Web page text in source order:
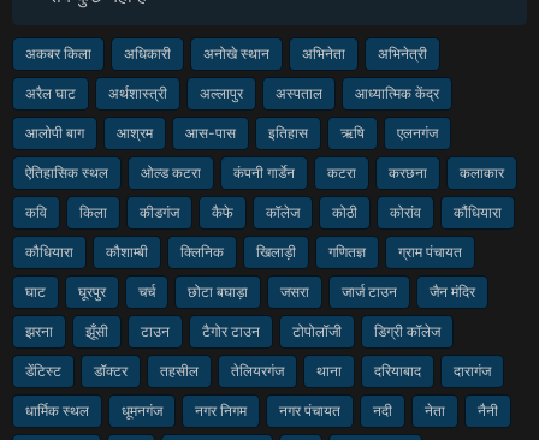
अकबर किला अधिकारी अनोखे स्थान अभिनेता अभिनेत्री
अरैल घाट अर्थशास्त्री अल्लापुर अस्पताल आध्यात्मिक केंद्र
आलोपी बाग आश्रम आस-पास इतिहास ऋषि एलनगंज
ऐतिहासिक स्थल ओल्ड कटरा कंपनी गार्डेन कटरा करछना कलाकार
कवि किला कीडगंज कैफे कॉलेज कोठी कोरांव कौंधियारा
कौधियारा कौशाम्बी क्लिनिक खिलाड़ी गणितज्ञ ग्राम पंचायत
घाट घूरपुर चर्च छोटा बघाड़ा जसरा जार्ज टाउन जैन मंदिर
झरना झूँसी टाउन टैगोर टाउन टोपोलॉजी डिग्री कॉलेज
डेंटिस्ट डॉक्टर तहसील तेलियरगंज थाना दरियाबाद दारागंज
धार्मिक स्थल धूमनगंज नगर निगम नगर पंचायत नदी नेता नैनी